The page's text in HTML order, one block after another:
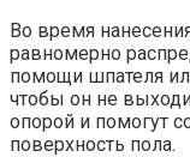
Во время
равномерно
помощи шпателя
чтобы он не
опорой и помогут
поверхность пола.​